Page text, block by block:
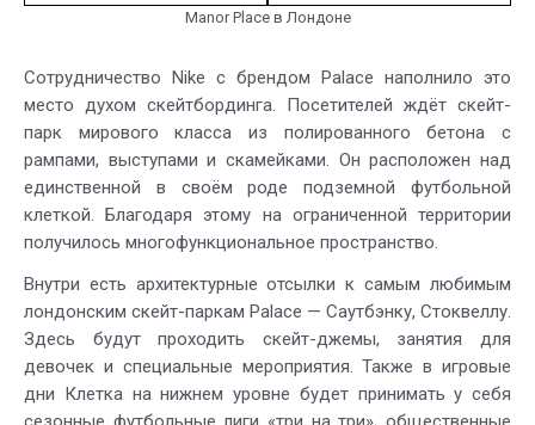
Manor Place в Лондоне
Сотрудничество Nike с брендом Palace наполнило это
место духом скейтбординга. Посетителей ждёт скейт-
парк мирового класса из полированного бетона с
рампами, выступами и скамейками. Он расположен над
единственной в своём роде подземной футбольной
клеткой. Благодаря этому на ограниченной территории
получилось многофункциональное пространство.
Внутри есть архитектурные отсылки к самым любимым
лондонским скейт-паркам Palace — Саутбэнку, Стоквеллу.
Здесь будут проходить скейт-джемы, занятия для
девочек и специальные мероприятия. Также в игровые
дни Клетка на нижнем уровне будет принимать у себя